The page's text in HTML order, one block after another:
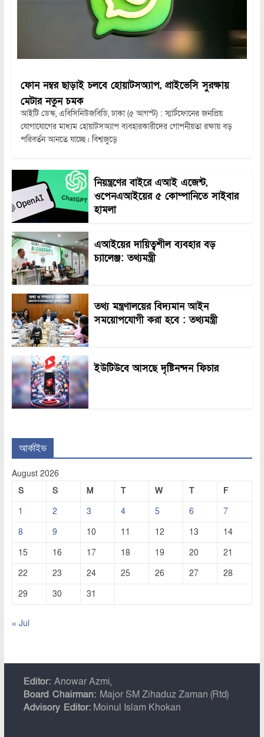
ফোন নম্বর ছাড়াই চলবে হোয়াটসঅ্যাপ, প্রাইভেসি সুরক্ষায়
মেটার নতুন চমক
আইটি ডেস্ক, এবিসিনিউজবিডি, ঢাকা (৫ আগস্ট) : স্মার্টফোনের জনপ্রিয়
যোগাযোগের মাধ্যম হোয়াটসঅ্যাপ ব্যবহারকারীদের গোপনীয়তা রক্ষায় বড়
পরিবর্তন আনতে যাচ্ছে। বিশ্বজুড়ে
নিয়ন্ত্রণের বাইরে এআই এজেন্ট,
ওপেনএআইয়ের ৫ কোম্পানিতে সাইবার
হামলা
এআইয়ের দায়িত্বশীল ব্যবহার বড়
চ্যালেঞ্জ: তথ্যমন্ত্রী
তথ্য মন্ত্রণালয়ের বিদ্যমান আইন
সময়োপযোগী করা হবে : তথ্যমন্ত্রী
ইউটিউবে আসছে দৃষ্টিনন্দন ফিচার
আর্কাইভ
August 2026
S
S M T W T
F
1
2 3 4 5 6
7
8
9 10 11 12 13
14
15
16 17 18 19 20
21
22
23 24 25 26 27
28
29
30 31
« Jul
Editor: Anowar Azmi,
Board Chairman: Major SM Zihaduz Zaman (Rtd)
Advisory Editor:Moinul Islam Khokan